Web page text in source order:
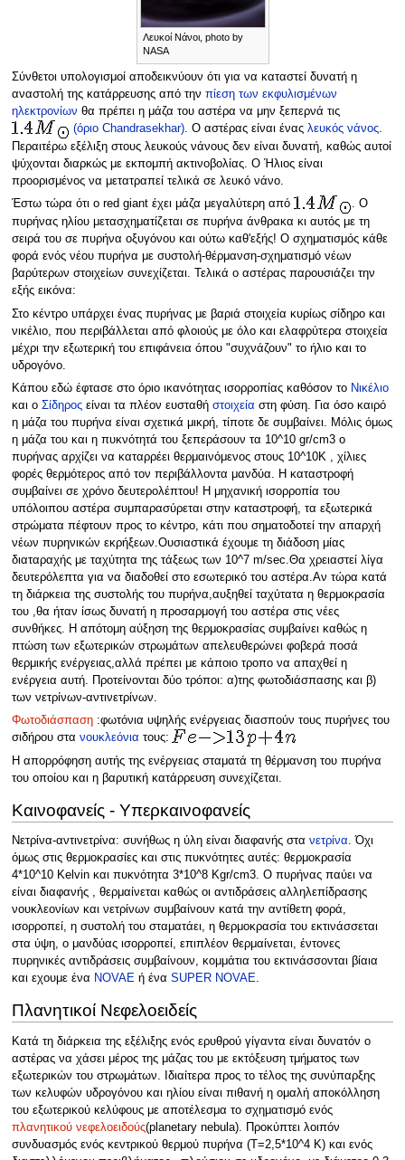
Λευκοί Νάνοι, photo by
NASA
Σύνθετοι υπολογισμοί αποδεικνύουν ότι για να καταστεί δυνατή η
αναστολή της κατάρρευσης από την πίεση των εκφυλισμένων
ηλεκτρονίων θα πρέπει η μάζα του αστέρα να μην ξεπερνά τις
(όριο Chandrasekhar). Ο αστέρας είναι ένας λευκός νάνος.
Περαιτέρω εξέλιξη στους λευκούς νάνους δεν είναι δυνατή, καθώς αυτοί
ψύχονται διαρκώς με εκπομπή ακτινοβολίας. Ο Ήλιος είναι
προορισμένος να μετατραπεί τελικά σε λευκό νάνο.
Έστω τώρα ότι ο red giant έχει μάζα μεγαλύτερη από
. Ο
πυρήνας ηλίου μετασχηματίζεται σε πυρήνα άνθρακα κι αυτός με τη
σειρά του σε πυρήνα οξυγόνου και ούτω καθ'εξής! Ο σχηματισμός κάθε
φορά ενός νέου πυρήνα με συστολή-θέρμανση-σχηματισμό νέων
βαρύτερων στοιχείων συνεχίζεται. Τελικά ο αστέρας παρουσιάζει την
εξής εικόνα:
Στο κέντρο υπάρχει ένας πυρήνας με βαριά στοιχεία κυρίως σίδηρο και
νικέλιο, που περιβάλλεται από φλοιούς με όλο και ελαφρύτερα στοιχεία
μέχρι την εξωτερική του επιφάνεια όπου "συχνάζουν" το ήλιο και το
υδρογόνο.
Κάπου εδώ έφτασε στο όριο ικανότητας ισορροπίας καθόσον το Νικέλιο
και ο Σίδηροςείναι τα πλέον ευσταθή στοιχεία στη φύση. Για όσο καιρό
η μάζα του πυρήνα είναι σχετικά μικρή, τίποτε δε συμβαίνει. Μόλις όμως
η μάζα του και η πυκνότητά του ξεπεράσουν τα 10^10 gr/cm3 o
πυρήνας αρχίζει να καταρρέει θερμαινόμενος στους 10^10Κ , χίλιες
φορές θερμότερος από τον περιβάλλοντα μανδύα. Η καταστροφή
συμβαίνει σε χρόνο δευτερολέπτου! Η μηχανική ισορροπία του
υπόλοιπου αστέρα συμπαρασύρεται στην καταστροφή, τα εξωτερικά
στρώματα πέφτουν προς το κέντρο, κάτι που σηματοδοτεί την απαρχή
νέων πυρηνικών εκρήξεων.Ουσιαστικά έχουμε τη διάδοση μίας
διαταραχής με ταχύτητα της τάξεως των 10^7 m/sec.Θα χρειαστεί λίγα
δευτερόλεπτα για να διαδοθεί στο εσωτερικό του αστέρα.Αν τώρα κατά
τη διάρκεια της συστολής του πυρήνα,αυξηθεί ταχύτατα η θερμοκρασία
του ,θα ήταν ίσως δυνατή η προσαρμογή του αστέρα στις νέες
συνθήκες. Η απότομη αύξηση της θερμοκρασίας συμβαίνει καθώς η
πτώση των εξωτερικών στρωμάτων απελευθερώνει φοβερά ποσά
θερμικής ενέργειας,αλλά πρέπει με κάποιο τροπο να απαχθεί η
ενέργεια αυτή. Προτείνονται δύο τρόποι: α)της φωτοδιάσπασης και β)
των νετρίνων-αντινετρίνων.
Φωτοδιάσπαση :φωτόνια υψηλής ενέργειας διασπούν τους πυρήνες του
σιδήρου στα νουκλεόνια τους:
Η απορρόφηση αυτής της ενέργειας σταματά τη θέρμανση του πυρήνα
του οποίου και η βαρυτική κατάρρευση συνεχίζεται.
Καινοφανείς - Υπερκαινοφανείς
Νετρίνα-αντινετρίνα: συνήθως η ύλη είναι διαφανής στα νετρίνα. Όχι
όμως στις θερμοκρασίες και στις πυκνότητες αυτές: θερμοκρασία
4*10^10 Κelvin και πυκνότητα 3*10^8 Kgr/cm3. O πυρήνας παύει να
είναι διαφανής , θερμαίνεται καθώς οι αντιδράσεις αλληλεπίδρασης
νουκλεονίων και νετρίνων συμβαίνουν κατά την αντίθετη φορά,
ισορροπεί, η συστολή του σταματάει, η θερμοκρασία του εκτινάσσεται
στα ύψη, ο μανδύας ισορροπεί, επιπλέον θερμαίνεται, έντονες
πυρηνικές αντιδράσεις συμβαίνουν, κομμάτια του εκτινάσσονται βίαια
και εχουμε ένα NOVAEή ένα SUPER NOVAE.
Πλανητικοί Νεφελοειδείς
Kατά τη διάρκεια της εξέλιξης ενός ερυθρού γίγαντα είναι δυνατόν ο
αστέρας να χάσει μέρος της μάζας του με εκτόξευση τμήματος των
εξωτερικών του στρωμάτων. Ιδιαίτερα προς το τέλος της συνύπαρξης
των κελυφών υδρογόνου και ηλίου είναι πιθανή η ομαλή αποκόλληση
του εξωτερικού κελύφους με αποτέλεσμα το σχηματισμό ενός
πλανητικού νεφελοειδούς(planetary nebula). Προκύπτει λοιπόν
συνδυασμός ενός κεντρικού θερμού πυρήνα (Τ=2,5*10^4 Κ) και ενός